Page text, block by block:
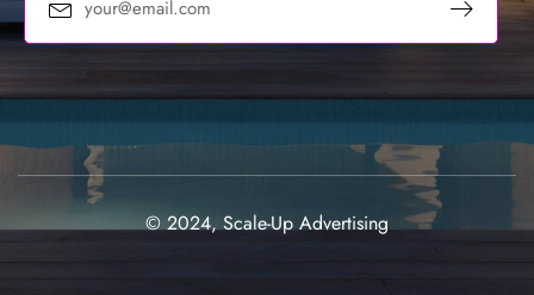
© 2024, Scale-Up Advertising